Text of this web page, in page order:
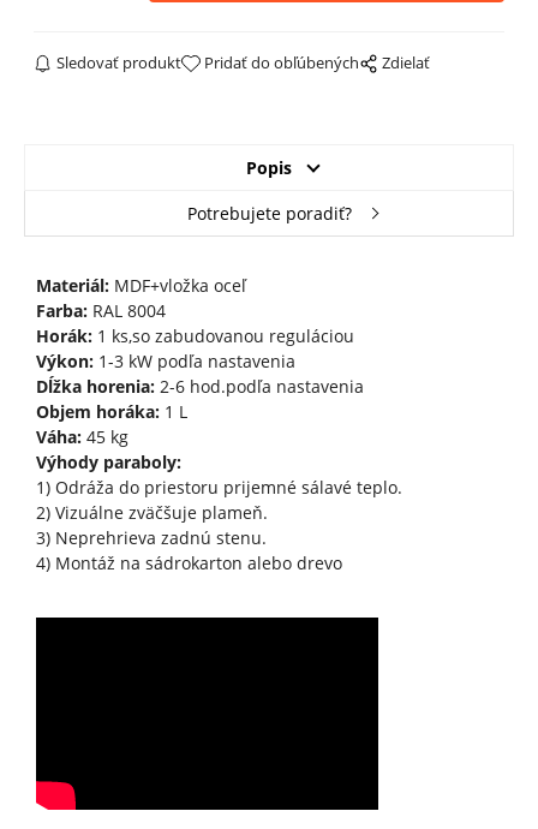
Sledovať produkt Pridať do obľúbených Zdielať
Popis
Potrebujete poradiť?
Materiál:MDF+vložka oceľ
Farba: RAL 8004
Horák:1 ks,so zabudovanou reguláciou
Výkon: 1-3 kW podľa nastavenia
Dĺžka horenia:2-6 hod.podľa nastavenia
Objem horáka:1 L
Váha:45 kg
Výhody paraboly:
1) Odráža do priestoru prijemné sálavé teplo.
2) Vizuálne zväčšuje plameň.
3) Neprehrieva zadnú stenu.
4) Montáž na sádrokarton alebo drevo